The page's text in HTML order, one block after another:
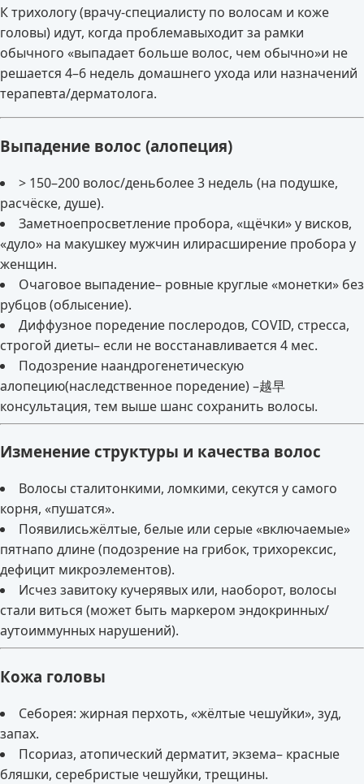
К трихологу (врачу-специалисту по волосам и коже
головы) идут, когда проблемавыходит за рамки
обычного «выпадает больше волос, чем обычно»и не
решается 4–6 недель домашнего ухода или назначений
терапевта/дерматолога.
Выпадение волос (алопеция)
> 150–200 волос/деньболее 3 недель (на подушке,
расчёске, душе).
Заметноепросветление пробора, «щёчки» у висков,
«дуло» на макушкеу мужчин илирасширение пробора у
женщин.
Очаговое выпадение– ровные круглые «монетки» без
рубцов (облысение).
Диффузное поредение послеродов, COVID, стресса,
строгой диеты– если не восстанавливается 4 мес.
Подозрение наандрогенетическую
алопецию(наследственное поредение) –越早
консультация, тем выше шанс сохранить волосы.
Изменение структуры и качества волос
Волосы сталитонкими, ломкими, секутся у самого
корня, «пушатся».
Появилисьжёлтые, белые или серые «включаемые»
пятнапо длине (подозрение на грибок, трихорексис,
дефицит микроэлементов).
Исчез завитоку кучерявых или, наоборот, волосы
стали виться (может быть маркером эндокринных/
аутоиммунных нарушений).
Кожа головы
Себорея: жирная перхоть, «жёлтые чешуйки», зуд,
запах.
Псориаз, атопический дерматит, экзема– красные
бляшки, серебристые чешуйки, трещины.